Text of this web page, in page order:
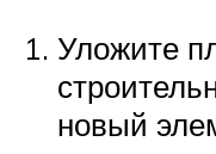
Уложите
новый